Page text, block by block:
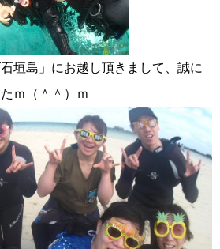
垣島」にお越し頂きまして、誠に
ｍ（＾＾）ｍ